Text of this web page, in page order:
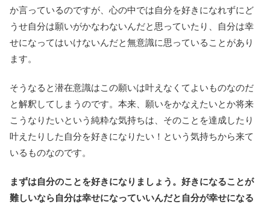
か言っているのですが、心の中では自分を好きになれずにど
うせ自分は願いがかなわないんだと思っていたり、自分は幸
せになってはいけないんだと無意識に思っていることがあり
ます。
そうなると潜在意識はこの願いは叶えなくてよいものなのだ
と解釈してしまうのです。本来、願いをかなえたいとか将来
こうなりたいという純粋な気持ちは、そのことを達成したり
叶えたりした自分を好きになりたい！という気持ちから来て
いるものなのです。
まずは自分のことを好きになりましょう。好きになることが
難しいなら自分は幸せになっていいんだと自分が幸せになる